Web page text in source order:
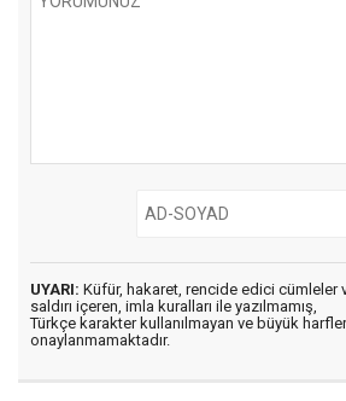
UYARI: Küfür, hakaret, rencide edici cümleler
saldırı içeren, imla kuralları ile yazılmamış,
Türkçe karakter kullanılmayan ve büyük
onaylanmamaktadır.